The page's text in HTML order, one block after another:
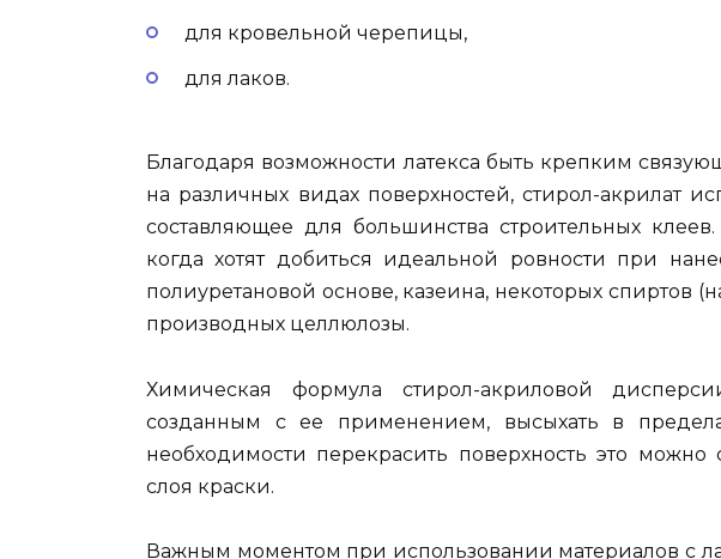
для кровельной черепицы,
для лаков.
Благодаря возможности латекса быть крепким
на различных видах поверхностей, стирол-акрилат
составляющее для большинства строительных
когда хотят добиться идеальной ровности при
полиуретановой основе, казеина, некоторых спиртов
производных целлюлозы.
Химическая формула стирол-акриловой
созданным с ее применением, высыхать в
необходимости перекрасить поверхность это можно
слоя краски.
Важным моментом при использовании материалов с